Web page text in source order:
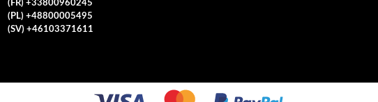
(FR) +33800960245
(PL) +48800005495
(SV) +46103371611